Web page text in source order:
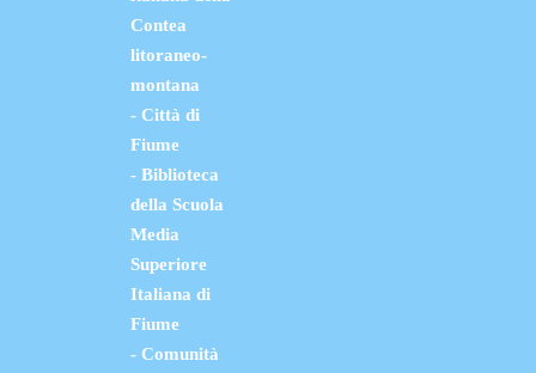
Contea
litoraneo-
montana
- Città di
Fiume
- Biblioteca
della Scuola
Media
Superiore
Italiana di
Fiume
- Comunità